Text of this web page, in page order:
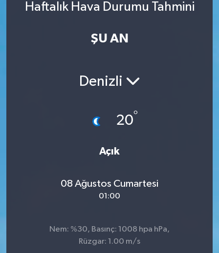
Haftalık Hava Durumu Tahmini
ŞU AN
Denizli
20°
Açık
08 Ağustos Cumartesi
01:00
Nem: %30, Basınç: 1008 hpa hPa,
Rüzgar: 1.00 m/s